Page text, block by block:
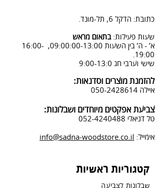
כתובת: הדקל 6, תל-מונד.
שעות פעילות:בתאום מראש
א’ - ה’ בין השעות 09:00:00-13:00, 16:00-
19:00.
שישי וערבי חג 9:00-13:0
להזמנת מוצרים וסדנאות:
איילה 050-2428614
צביעת אפקטים מיוחדים ושבלונות:
טל דניאלי 052-4240488
אימייל: info@sadna-woodstore.co.il
קטגוריות ראשיות
שבלונות לצביעה